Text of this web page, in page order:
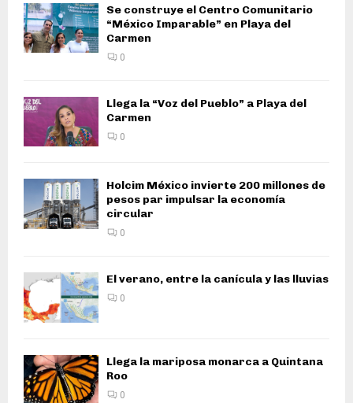
Se construye el Centro Comunitario
“México Imparable” en Playa del
Carmen
0
Llega la “Voz del Pueblo” a Playa del
Carmen
0
Holcim México invierte 200 millones de
pesos par impulsar la economía
circular
0
El verano, entre la canícula y las lluvias
0
Llega la mariposa monarca a Quintana
Roo
0